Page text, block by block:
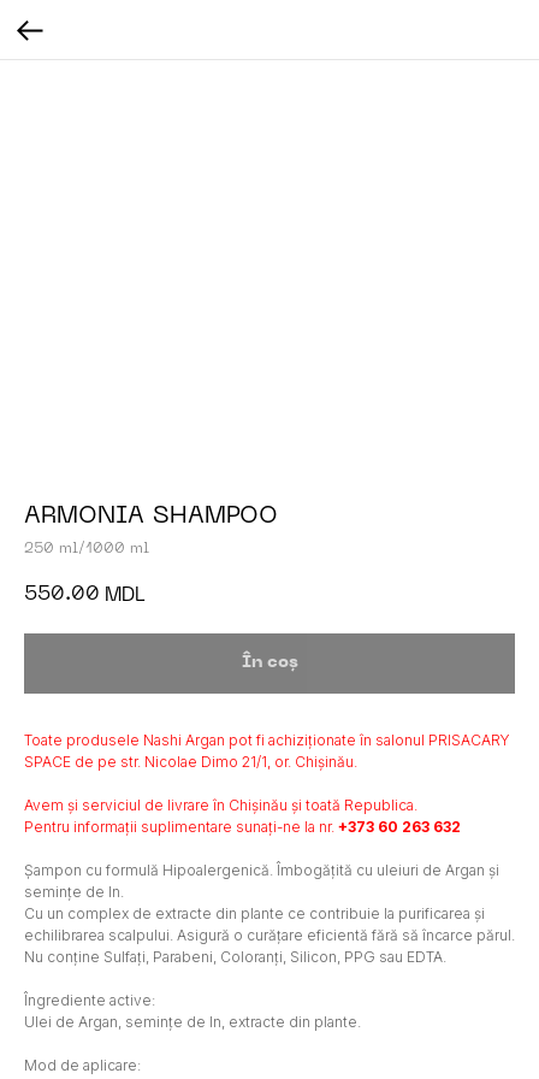
ARMONIA SHAMPOO
250 ml/1000 ml
550.00 MDL
În coș
Toate produsele Nashi Argan pot fi achiziționate în salonul PRISACARY
SPACE de pe str. Nicolae Dimo 21/1, or. Chișinău.
Avem și serviciul de livrare în Chișinău și toată Republica.
Pentru informații suplimentare sunați-ne la nr. +373 60 263 632
Șampon cu formulă Hipoalergenică. Îmbogățită cu uleiuri de Argan și
semințe de In.
Cu un complex de extracte din plante ce contribuie la purificarea și
echilibrarea scalpului. Asigură o curățare eficientă fără să încarce părul.
Nu conține Sulfați, Parabeni, Coloranți, Silicon, PPG sau EDTA.
Îngrediente active:
Ulei de Argan, semințe de In, extracte din plante.
Mod de aplicare: